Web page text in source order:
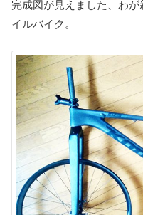
完成図が見えました、わ
イルバイク。